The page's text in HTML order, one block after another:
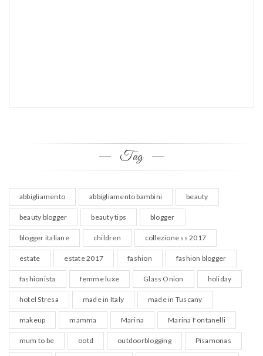
Tag
abbigliamento abbigliamento bambini beauty
beauty blogger beauty tips blogger
blogger italiane children collezione ss 2017
estate estate 2017 fashion fashion blogger
fashionista femme luxe Glass Onion holiday
hotel Stresa made in Italy made in Tuscany
makeup mamma Marina Marina Fontanelli
mum to be ootd outdoorblogging Pisamonas